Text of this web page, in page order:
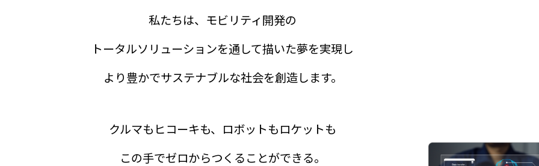
私たちは、モビリティ開発の
トータルソリューションを通して描いた夢を実現し
より豊かでサステナブルな社会を創造します。
クルマもヒコーキも、ロボットもロケットも
この手でゼロからつくることができる。